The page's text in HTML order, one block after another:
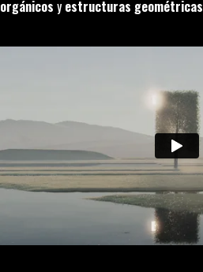
orgánicos y estructuras geométricas